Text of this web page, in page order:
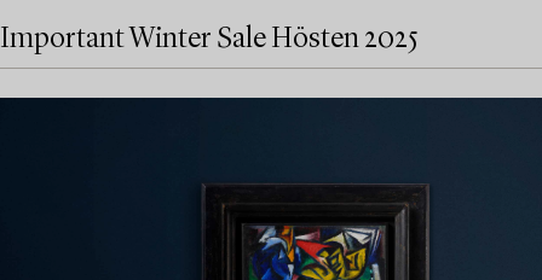
Important Winter Sale Hösten 2025